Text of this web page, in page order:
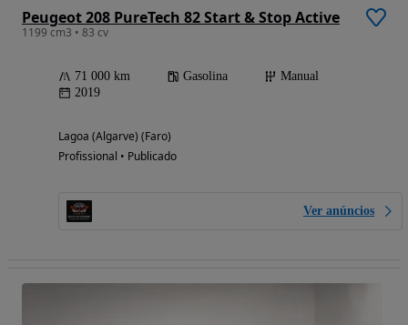
Peugeot 208 PureTech 82 Start & Stop Active
1199 cm3 • 83 cv
71 000 km Gasolina
Manual
2019
Lagoa (Algarve) (Faro)
Profissional • Publicado
Ver anúncios